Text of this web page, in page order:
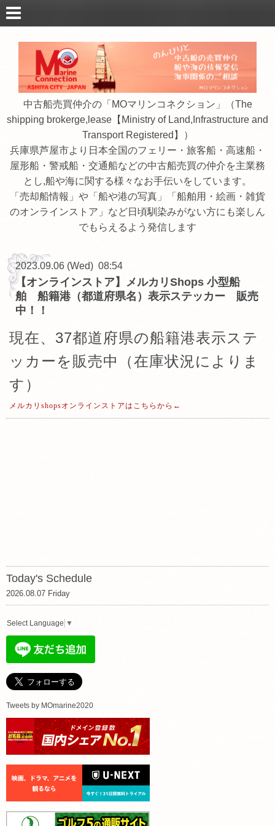
中古船売買仲介の「MOマリンコネクション」（The
shipping brokerge,lease【Ministry of Land,Infrastructure and
Transport Registered】）
兵庫県芦屋市より日本全国のフェリー・旅客船・高速船・
屋形船・警戒船・交通船などの中古船売買の仲介を主業務
とし,船や海に関する様々なお手伝いをしています。
「売却船情報」や「船や港の写真」「船舶用・絵画・雑貨
のオンラインストア」など日頃馴染みがない方にも楽しん
でもらえるよう発信します
2023.09.06 (Wed) 08:54
【オンラインストア】メルカリShops 小型船
舶 船籍港（都道府県名）表示ステッカー 販売
中！！
現在、37都道府県の船籍港表示ステ
ッカーを販売中（在庫状況によりま
す）
メルカリshopsオンラインストアはこちらから←
Today's Schedule
2026.08.07 Friday
Select Language ▼
Tweets by MOmarine2020